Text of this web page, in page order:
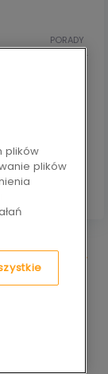
PORADY
i ziół. To
kuchnię
chcesz
warzyw,
więcej
plików
plików